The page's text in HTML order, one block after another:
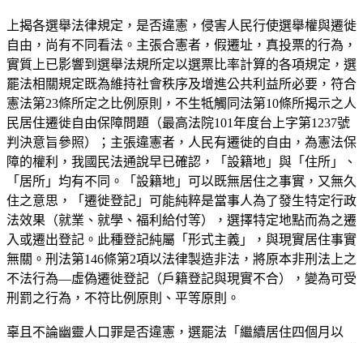
上揭各選舉法律規定，是否違憲，侵害人民行使選舉權與遷徙
自由，尚有不同看法。主張合憲者，假遷址，真投票的行為，
實質上已影響到選舉法規所定以選票比率計算的各項規定，選
罷法相關規定既為維持社會秩序及增進公共利益所必要，符合
憲法第23條所定之比例原則，不生牴觸同法第10條所揭示之人
民居住遷徙自由保障問題（最高法院101年度台上字第1237號
判決意旨參照）；主張違憲者，人民有遷徙的自由，為憲法保
障的權利，我國民法通說早已確認，「設籍地」與「住所」、
「居所」均有不同。「設籍地」可以既無居住之事實，又無久
住之意思，「遷徙登記」可能純粹是當事人為了發生特定行政
法效果（就業、就學、福利給付等），選擇特定地點而為之遷
入或遷出登記。此種登記純屬「形式主義」，與現實居住事實
無關。刑法第146條第2項以法律製造非法，將原本非刑法上之
不法行為—虛偽遷徙登記（戶籍登記與現實不合），變為可受
刑罰之行為，不符比例原則、平等原則。
辜且不論幽靈人口罪是否違憲，選罷法「繼續居住四個月以